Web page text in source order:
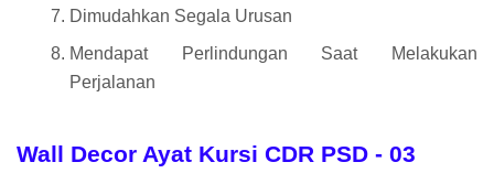
Dimudahkan Segala Urusan
Mendapat Perlindungan Saat Melakukan
Perjalanan
Wall Decor Ayat Kursi CDR PSD - 03